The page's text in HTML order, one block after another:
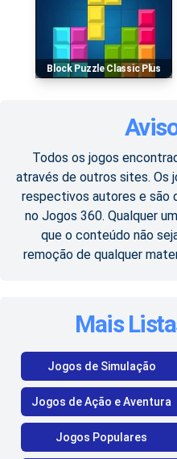
Block Puzzle Classic Plus
Todos os jogos
através de outros sites. Os
respectivos autores e são
no Jogos 360. Qualquer
que o conteúdo não
remoção de qualquer
Mais
Jogos de Simulação
Jogos de Ação e Aventura
Jogos Populares